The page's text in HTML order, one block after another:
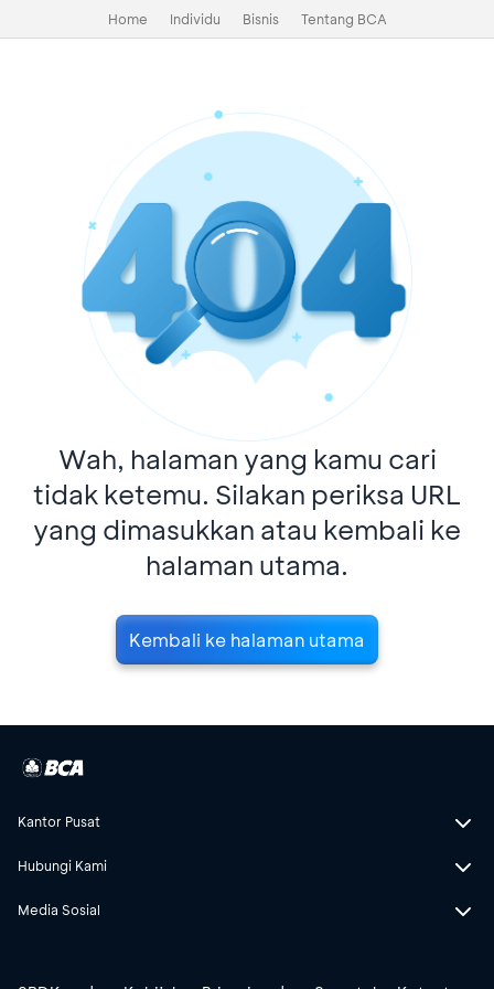
Home Individu Bisnis Tentang BCA
Wah, halaman yang kamu cari
tidak ketemu. Silakan periksa URL
yang dimasukkan atau kembali ke
halaman utama.
Kembali ke halaman utama
Kantor Pusat
Hubungi Kami
Media Sosial